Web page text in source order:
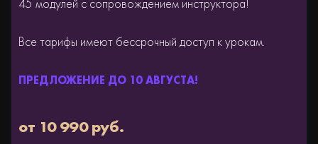
Все тарифы имеют бессрочный доступ к урокам.
от 10 990 руб.